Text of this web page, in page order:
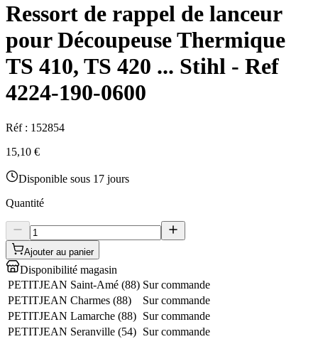
Ressort de rappel de lanceur
pour Découpeuse Thermique
TS 410, TS 420 ... Stihl - Ref
4224-190-0600
Réf : 152854
15,10 €
Disponible sous 17 jours
Quantité
Ajouter au panier
Disponibilité magasin
PETITJEAN Saint-Amé (88) Sur commande
PETITJEAN Charmes (88)
Sur commande
PETITJEAN Lamarche (88) Sur commande
PETITJEAN Seranville (54) Sur commande